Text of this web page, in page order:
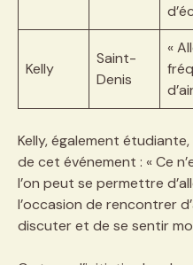
Kelly
Saint-
Denis
«
Kelly, également
de cet événement : « Ce
l’on peut se permettre
l’occasion de rencontrer
discuter et de se sentir